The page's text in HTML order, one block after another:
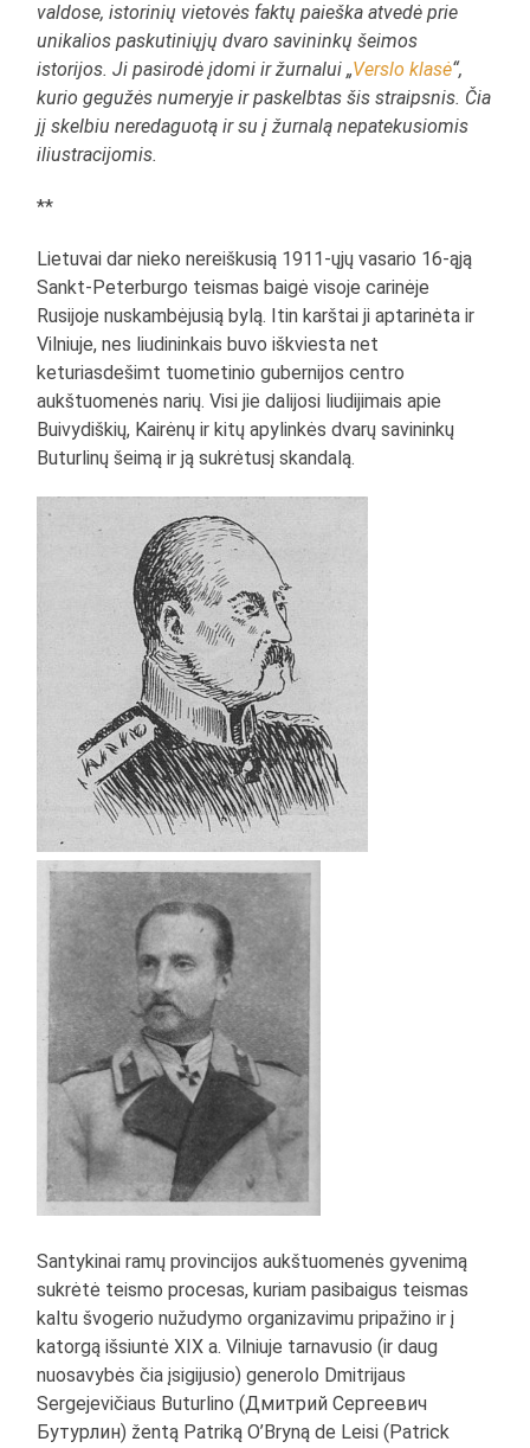
valdose, istorinių vietovės faktų paieška atvedė prie
unikalios paskutiniųjų dvaro savininkų šeimos
istorijos. Ji pasirodė įdomi ir žurnalui „Verslo klasė“,
kurio gegužės numeryje ir paskelbtas šis straipsnis. Čia
jį skelbiu neredaguotą ir su į žurnalą nepatekusiomis
iliustracijomis.
**
Lietuvai dar nieko nereiškusią 1911-ųjų vasario 16-ąją
Sankt-Peterburgo teismas baigė visoje carinėje
Rusijoje nuskambėjusią bylą. Itin karštai ji aptarinėta ir
Vilniuje, nes liudininkais buvo iškviesta net
keturiasdešimt tuometinio gubernijos centro
aukštuomenės narių. Visi jie dalijosi liudijimais apie
Buivydiškių, Kairėnų ir kitų apylinkės dvarų savininkų
Buturlinų šeimą ir ją sukrėtusį skandalą.
Santykinai ramų provincijos aukštuomenės gyvenimą
sukrėtė teismo procesas, kuriam pasibaigus teismas
kaltu švogerio nužudymo organizavimu pripažino ir į
katorgą išsiuntė XIX a. Vilniuje tarnavusio (ir daug
nuosavybės čia įsigijusio) generolo Dmitrijaus
Sergejevičiaus Buturlino (Дмитрий Сергеевич
Бутурлин) žentą Patriką O’Bryną de Leisi (Patrick